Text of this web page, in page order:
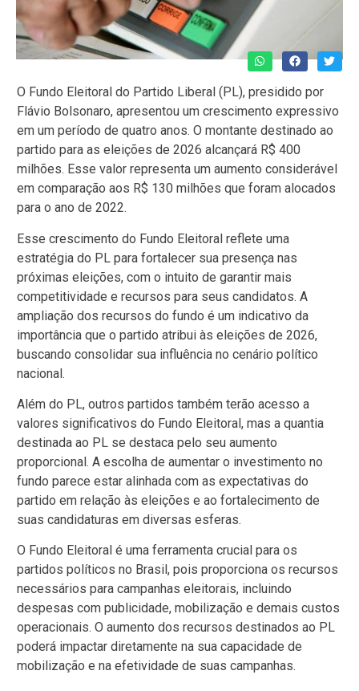
O Fundo Eleitoral do Partido Liberal (PL), presidido por
Flávio Bolsonaro, apresentou um crescimento expressivo
em um período de quatro anos. O montante destinado ao
partido para as eleições de 2026 alcançará R$ 400
milhões. Esse valor representa um aumento considerável
em comparação aos R$ 130 milhões que foram alocados
para o ano de 2022.
Esse crescimento do Fundo Eleitoral reflete uma
estratégia do PL para fortalecer sua presença nas
próximas eleições, com o intuito de garantir mais
competitividade e recursos para seus candidatos. A
ampliação dos recursos do fundo é um indicativo da
importância que o partido atribui às eleições de 2026,
buscando consolidar sua influência no cenário político
nacional.
Além do PL, outros partidos também terão acesso a
valores significativos do Fundo Eleitoral, mas a quantia
destinada ao PL se destaca pelo seu aumento
proporcional. A escolha de aumentar o investimento no
fundo parece estar alinhada com as expectativas do
partido em relação às eleições e ao fortalecimento de
suas candidaturas em diversas esferas.
O Fundo Eleitoral é uma ferramenta crucial para os
partidos políticos no Brasil, pois proporciona os recursos
necessários para campanhas eleitorais, incluindo
despesas com publicidade, mobilização e demais custos
operacionais. O aumento dos recursos destinados ao PL
poderá impactar diretamente na sua capacidade de
mobilização e na efetividade de suas campanhas.